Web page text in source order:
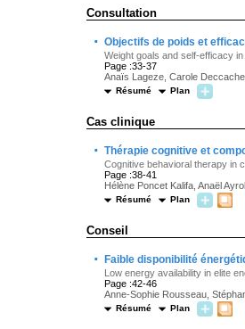
Consultation
· Objectifs de poids et
Weight goals and self-efficacy
Page :33-37
Anaïs Lageze, Carole
Résumé Plan
Cas clinique
· Thérapie cognitive et
Cognitive behavioral therapy in
Page :38-41
Hélène Poncet Kalifa, Anaël
Résumé Plan
Conseil
· Faible disponibilité
Low energy availability in elite
Page :42-46
Anne-Sophie Rousseau,
Résumé Plan